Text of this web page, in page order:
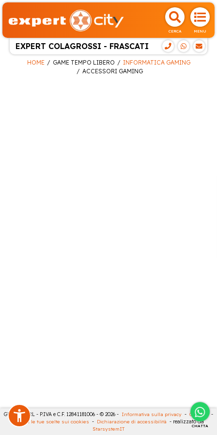
CERCA MENU
EXPERT COLAGROSSI - FRASCATI
CHATTA
HOME GAME TEMPO LIBERO
INFORMATICA GAMING
ACCESSORI GAMING
GECO 14 SRL - P.IVA e C.F. 12841181006 - © 2026 - Informativa sulla privacy - Cookies
-
Rivedi le tue scelte sui cookies - Dichiarazione di accessibilità - realizzato da
StarsystemIT